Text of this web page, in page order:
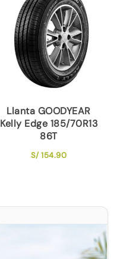
Llanta GOODYEAR
Kelly Edge 185/70R13
86T
S/154.90